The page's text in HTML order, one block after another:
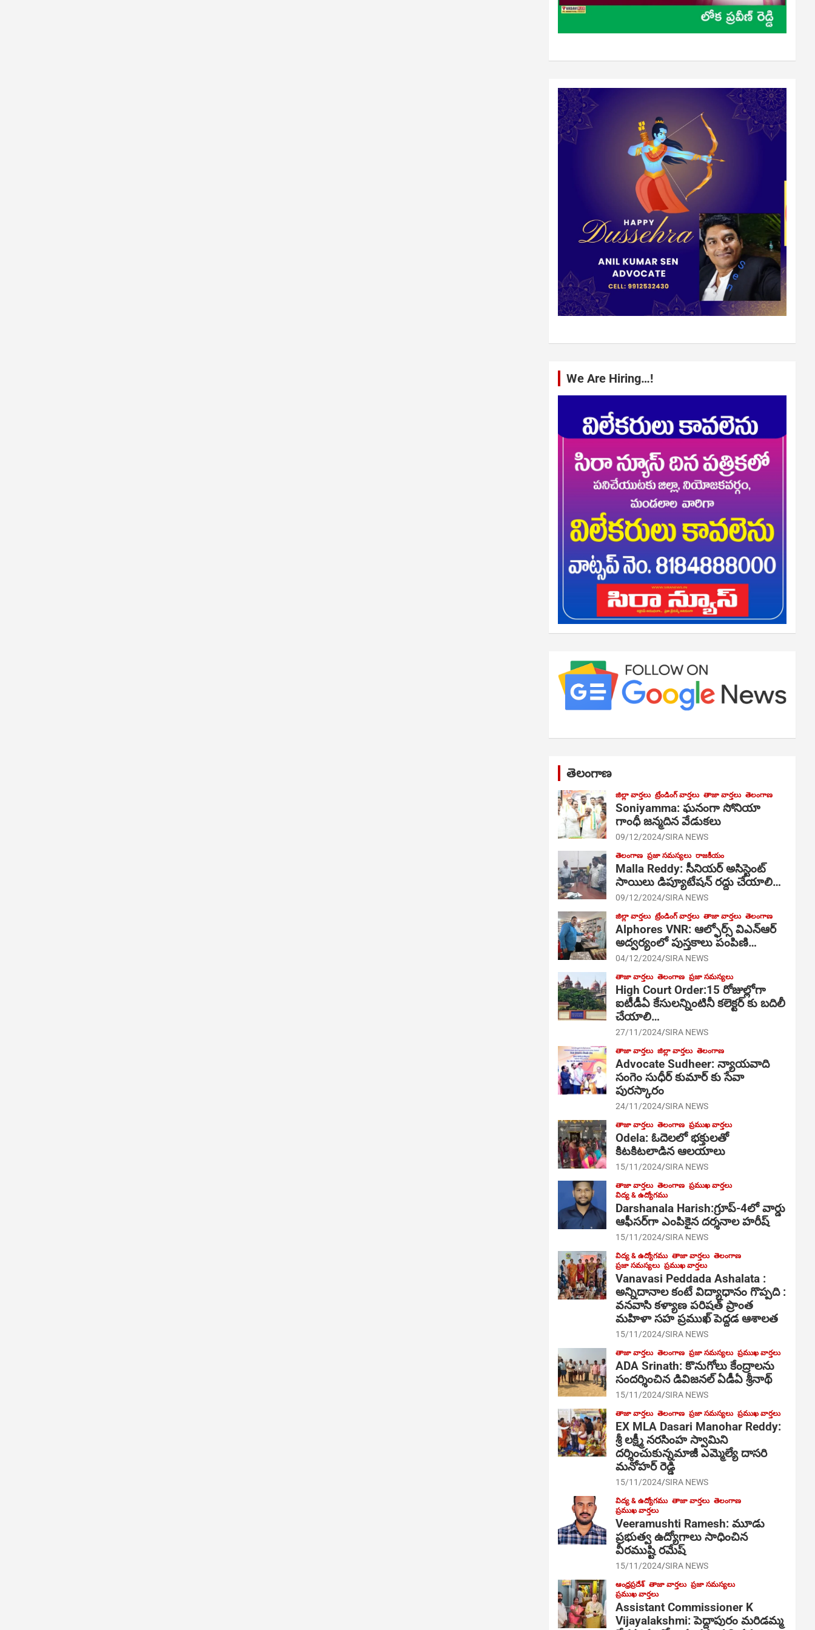
We Are Hiring…!
తెలంగాణ
జిల్లా వార్తలు ట్రేండింగ్ వార్తలు తాజా వార్తలు తెలంగాణ
Soniyamma: ఘ‌నంగా సోనియా
గాంధీ జ‌న్మ‌దిన వేడుక‌లు
09/12/2024 SIRA NEWS
తెలంగాణ ప్రజా సమస్యలు రాజకీయం
Malla Reddy: సీనియర్ అసిస్టెంట్
సాయిలు డిప్యూటేషన్ రద్దు చేయాలి…
09/12/2024 SIRA NEWS
జిల్లా వార్తలు ట్రేండింగ్ వార్తలు తాజా వార్తలు తెలంగాణ
Alphores VNR: ఆల్ఫోర్స్ విఎన్ఆర్
అద్వర్యంలో పుస్తకాలు పంపిణి…
04/12/2024 SIRA NEWS
తాజా వార్తలు తెలంగాణ ప్రజా సమస్యలు
High Court Order:15 రోజుల్లోగా
ఐటీడీఏ కేసులన్నింటినీ కలెక్టర్ కు బదిలీ
చేయాలి…
27/11/2024 SIRA NEWS
తాజా వార్తలు జిల్లా వార్తలు తెలంగాణ
Advocate Sudheer: న్యాయవాది
సంగెం సుధీర్ కుమార్ కు సేవా
పురస్కారం
24/11/2024 SIRA NEWS
తాజా వార్తలు తెలంగాణ ప్రముఖ వార్తలు
Odela: ఓదెల‌లో భక్తులతో
కిటకిటలాడిన ఆల‌యాలు
15/11/2024 SIRA NEWS
తాజా వార్తలు తెలంగాణ ప్రముఖ వార్తలు
విద్య & ఉద్యోగము
Darshanala Harish:గ్రూప్-4లో వార్డు
ఆఫీసర్‌గా ఎంపికైన దర్శనాల హరీష్
15/11/2024 SIRA NEWS
విద్య & ఉద్యోగము తాజా వార్తలు తెలంగాణ
ప్రజా సమస్యలు ప్రముఖ వార్తలు
Vanavasi Peddada Ashalata :
అన్నిదానాల కంటే విద్యాధానం గొప్పది :
వనవాసి కళ్యాణ పరిషత్ ప్రాంత
మహిళా సహ ప్రముఖ్ పెద్దడ ఆశాలత
15/11/2024 SIRA NEWS
తాజా వార్తలు తెలంగాణ ప్రజా సమస్యలు ప్రముఖ వార్తలు
ADA Srinath: కొనుగోలు కేంద్రాల‌ను
సంద‌ర్శించిన డివిజనల్ ఏడీఏ శ్రీనాథ్
15/11/2024 SIRA NEWS
తాజా వార్తలు తెలంగాణ ప్రజా సమస్యలు ప్రముఖ వార్తలు
EX MLA Dasari Manohar Reddy:
శ్రీ లక్ష్మీ నరసింహ స్వామిని
దర్శించుకున్నమాజీ ఎమ్మెల్యే దాసరి
మనోహర్ రెడ్డి
15/11/2024 SIRA NEWS
విద్య & ఉద్యోగము తాజా వార్తలు తెలంగాణ
ప్రముఖ వార్తలు
Veeramushti Ramesh: మూడు
ప్రభుత్వ ఉద్యోగాలు సాధించిన
వీరముష్టి రమేష్
15/11/2024 SIRA NEWS
ఆంధ్రప్రదేశ్ తాజా వార్తలు ప్రజా సమస్యలు
ప్రముఖ వార్తలు
Assistant Commissioner K
Vijayalakshmi: పెద్దాపురం మరిడమ్మ